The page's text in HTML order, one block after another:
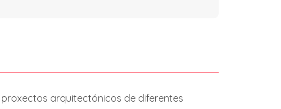
arquitectónicos de diferentes